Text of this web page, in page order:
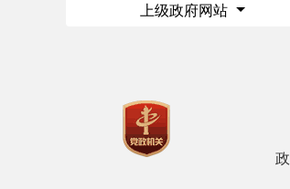
上级政府网站